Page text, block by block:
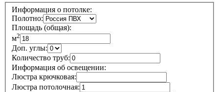
Информация о потолке:
Полотно:
Площадь (общая):
м2
Доп. углы:
Количество труб:
Информация об освещении:
Люстра крючковая:
Люстра потолочная: